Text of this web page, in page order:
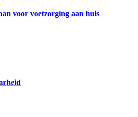
voor voetzorging aan huis